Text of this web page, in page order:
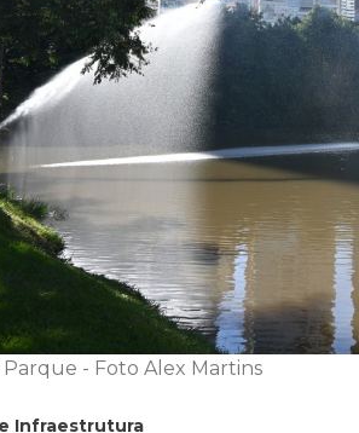
Parque - Foto Alex Martins
Infraestrutura